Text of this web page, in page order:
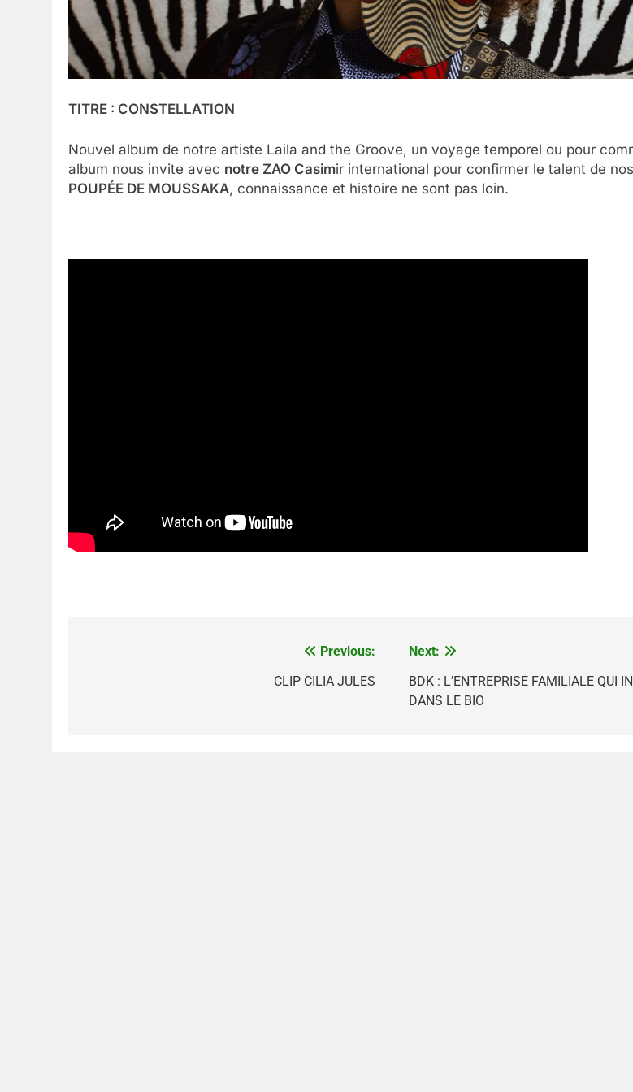
TITRE : CONSTELLATION
Nouvel album de notre artiste Laila and the Groove, un voyage temporel ou pour
album nous invite avec notre ZAO Casimir international pour confirmer le talent de
POUPÉE DE MOUSSAKA, connaissance et histoire ne sont pas loin.
Previous:
CLIP CILIA JULES
Next:
BDK : L’ENTREPRISE FAMILIALE QUI
DANS LE BIO